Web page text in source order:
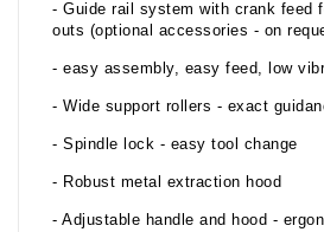
- Guide rail system with crank feed
outs (optional accessories - on
- easy assembly, easy feed, low
- Wide support rollers - exact
- Spindle lock - easy tool change
- Robust metal extraction hood
- Adjustable handle and hood -